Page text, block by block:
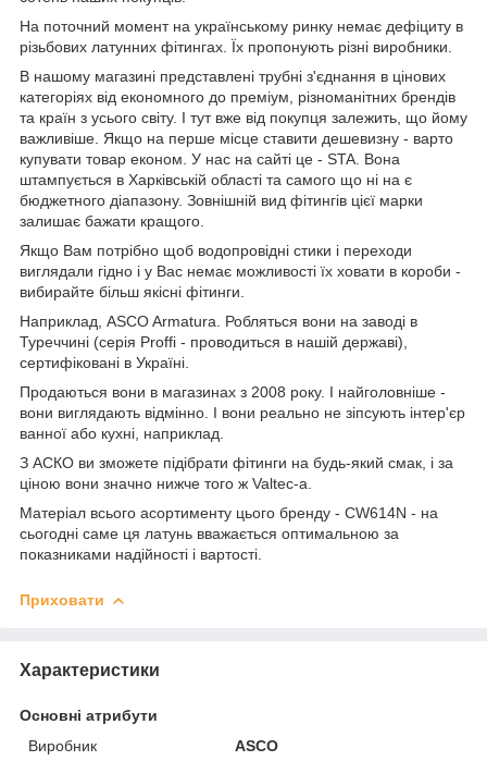
На поточний момент на українському ринку немає дефіциту в
різьбових латунних фітингах. Їх пропонують різні виробники.
В нашому магазині представлені трубні з'єднання в цінових
категоріях від економного до преміум, різноманітних брендів
та країн з усього світу. І тут вже від покупця залежить, що йому
важливіше. Якщо на перше місце ставити дешевизну - варто
купувати товар економ. У нас на сайті це - STA. Вона
штампується в Харківській області та самого що ні на є
бюджетного діапазону. Зовнішній вид фітингів цієї марки
залишає бажати кращого.
Якщо Вам потрібно щоб водопровідні стики і переходи
виглядали гідно і у Вас немає можливості їх ховати в короби -
вибирайте більш якісні фітинги.
Наприклад, ASCO Armatura. Робляться вони на заводі в
Туреччині (серія Proffi - проводиться в нашій державі),
сертифіковані в Україні.
Продаються вони в магазинах з 2008 року. І найголовніше -
вони виглядають відмінно. І вони реально не зіпсують інтер'єр
ванної або кухні, наприклад.
З АСКО ви зможете підібрати фітинги на будь-який смак, і за
ціною вони значно нижче того ж Valtec-а.
Матеріал всього асортименту цього бренду - CW614N - на
сьогодні саме ця латунь вважається оптимальною за
показниками надійності і вартості.
Приховати
Характеристики
Основні атрибути
Виробник
ASCO